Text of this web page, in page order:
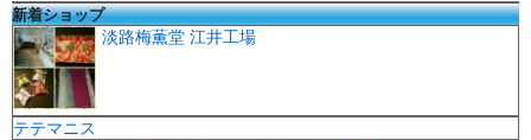
新着ショップ
淡路梅薫堂 江井工場
テテマニス